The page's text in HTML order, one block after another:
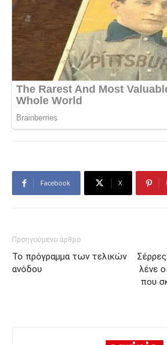
Facebook X
Προηγούμενο άρθρο
Το πρόγραμμα των τελικών
ανόδου
λένε
που